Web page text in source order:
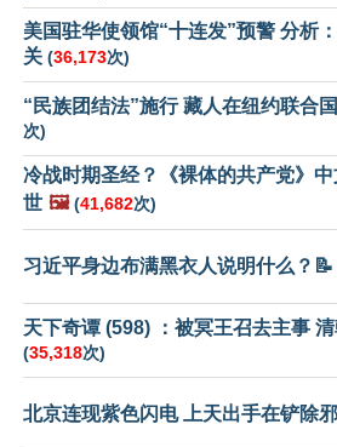
美国驻华使领馆“十连发”预警 分析
关 (36,173次)
“民族团结法”施行 藏人在纽约联合
次)
冷战时期圣经？《裸体的共产党》
世 🖼️ (41,682次)
习近平身边布满黑衣人说明什么？📝
天下奇谭 (598) ：被冥王召去主事
(35,318次)
北京连现紫色闪电 上天出手在铲除